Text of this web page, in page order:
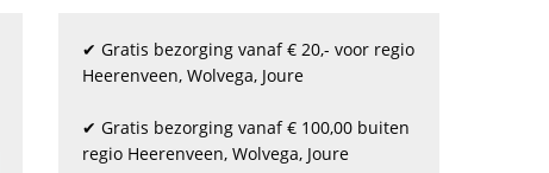
✔ Gratis bezorging vanaf € 20,- voor regio
Heerenveen, Wolvega, Joure
✔ Gratis bezorging vanaf € 100,00 buiten
regio Heerenveen, Wolvega, Joure